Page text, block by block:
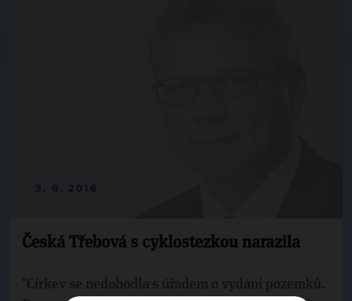
Česká Třebová s cyklostezkou narazila
"Církev se nedohodla s úřadem o vydání pozemků.